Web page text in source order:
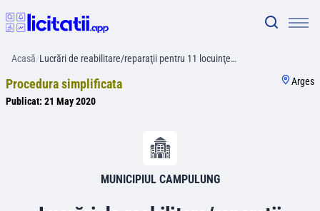
Acasă/Lucrări de reabilitare/reparaţii pentru 11 locuinţe…
Procedura simplificata
Publicat: 21 May 2020
Arges
MUNICIPIUL CAMPULUNG